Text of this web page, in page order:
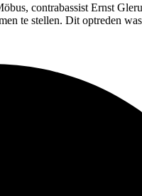
contrabassist Ernst
te stellen. Dit optreden